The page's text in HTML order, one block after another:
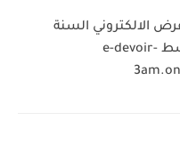
الالكتروني السنة
الثالثة متوسط e-devoir-